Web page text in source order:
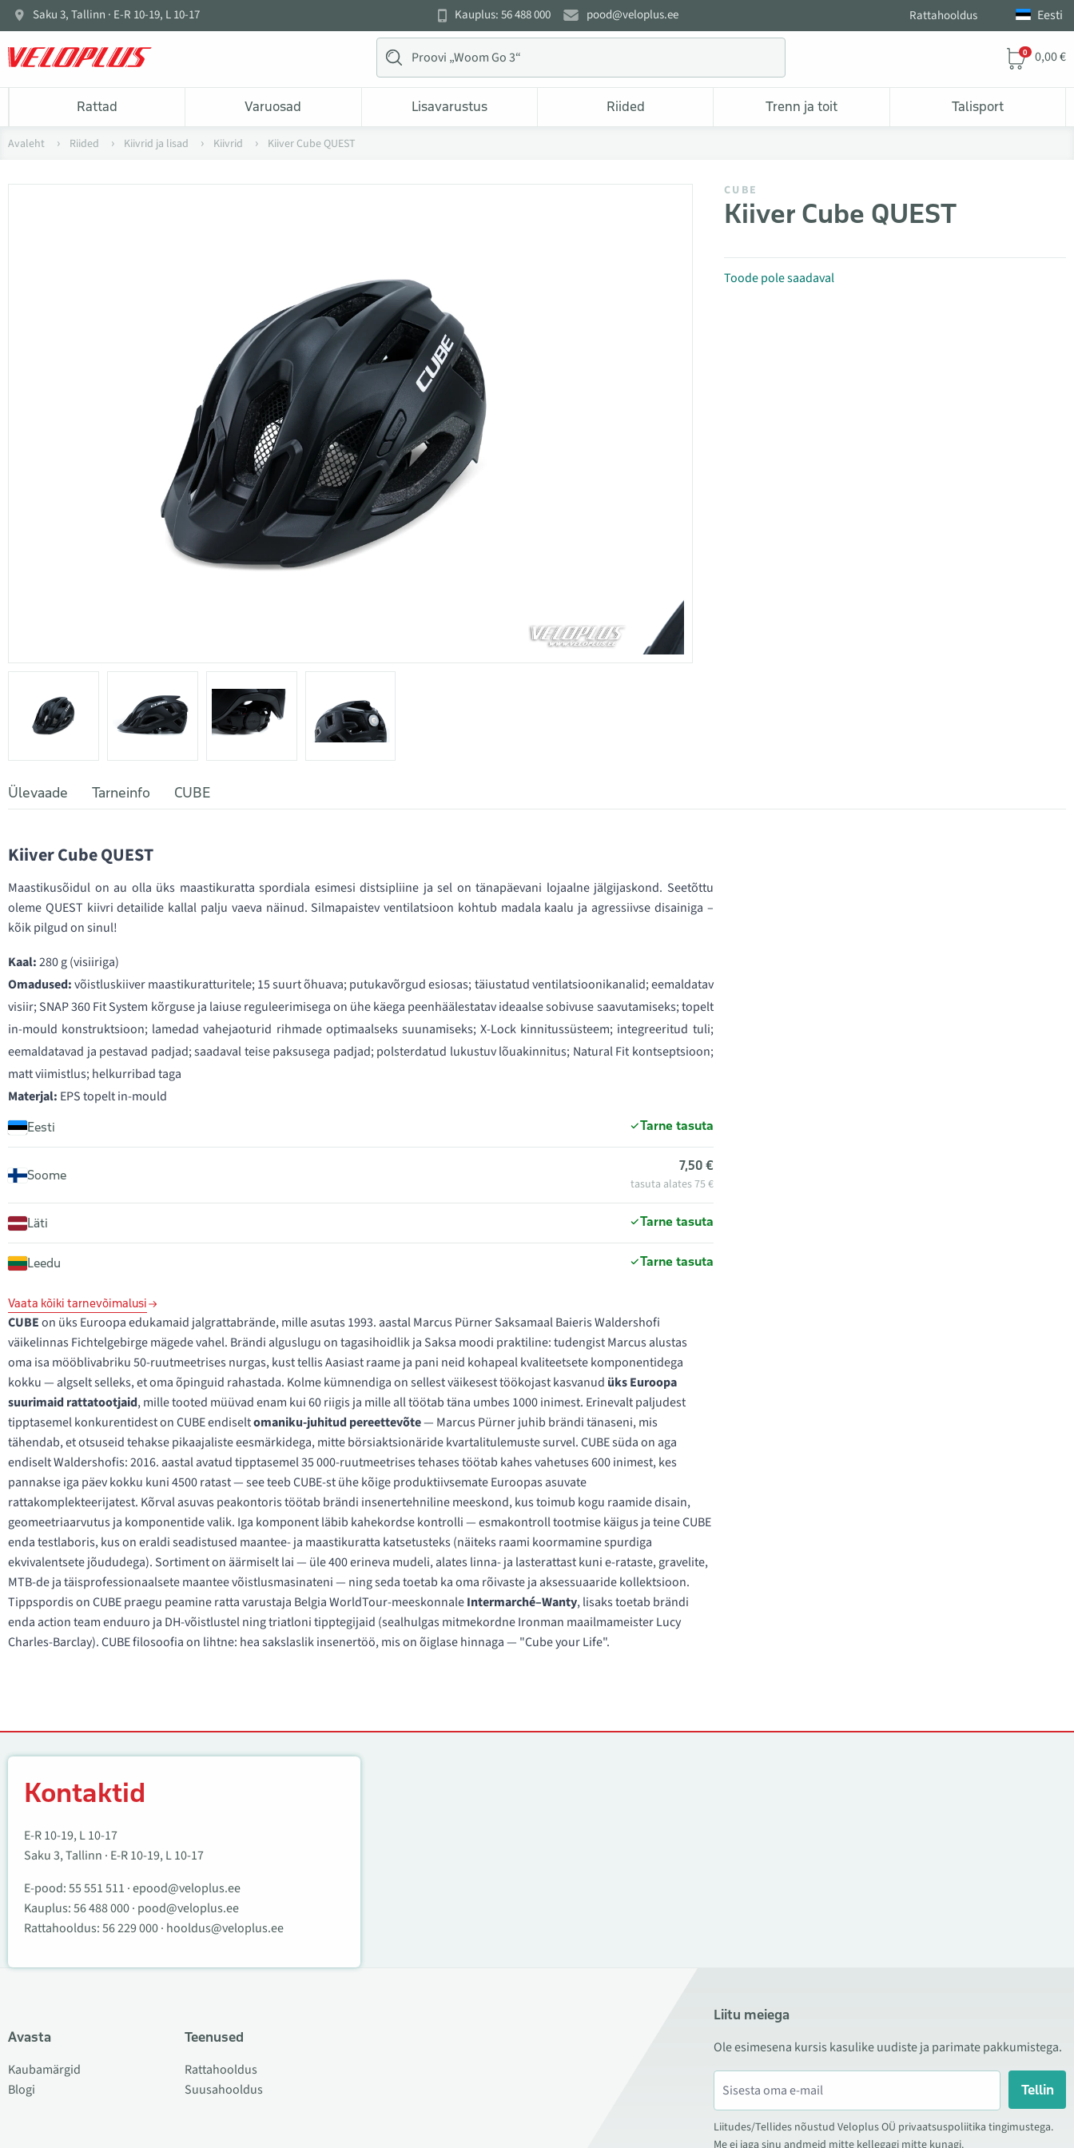
Saku 3, Tallinn · E-R 10-19, L 10-17 Kauplus: 56 488 000 pood@veloplus.ee Rattahooldus Eesti
0 0,00 €
Rattad Varuosad Lisavarustus Riided Trenn ja toit Talisport
Avaleht Riided Kiivrid ja lisad Kiivrid Kiiver Cube QUEST
CUBE
Kiiver Cube QUEST
Toode pole saadaval
Ülevaade Tarneinfo CUBE
Kiiver Cube QUEST
Maastikusõidul on au olla üks maastikuratta spordiala esimesi distsipliine ja sel on tänapäevani lojaalne jälgijaskond. Seetõttu
oleme QUEST kiivri detailide kallal palju vaeva näinud. Silmapaistev ventilatsioon kohtub madala kaalu ja agressiivse disainiga –
kõik pilgud on sinul!
Kaal:280 g (visiiriga)
Omadused:võistluskiiver maastikuratturitele; 15 suurt õhuava; putukavõrgud esiosas; täiustatud ventilatsioonikanalid; eemaldatav
visiir; SNAP 360 Fit System kõrguse ja laiuse reguleerimisega on ühe käega peenhäälestatav ideaalse sobivuse saavutamiseks; topelt
in-mould konstruktsioon; lamedad vahejaoturid rihmade optimaalseks suunamiseks; X-Lock kinnitussüsteem; integreeritud tuli;
eemaldatavad ja pestavad padjad; saadaval teise paksusega padjad; polsterdatud lukustuv lõuakinnitus; Natural Fit kontseptsioon;
matt viimistlus; helkurribad taga
Materjal: EPS topelt in-mould
Eesti Tarne tasuta
Soome
7,50 €
tasuta alates 75 €
Läti Tarne tasuta
Leedu Tarne tasuta
Vaata kõiki tarnevõimalusi
CUBEon üks Euroopa edukamaid jalgrattabrände, mille asutas 1993. aastal Marcus Pürner Saksamaal Baieris Waldershofi
väikelinnas Fichtelgebirge mägede vahel. Brändi alguslugu on tagasihoidlik ja Saksa moodi praktiline: tudengist Marcus alustas
oma isa mööblivabriku 50-ruutmeetrises nurgas, kust tellis Aasiast raame ja pani neid kohapeal kvaliteetsete komponentidega
kokku — algselt selleks, et oma õpinguid rahastada. Kolme kümnendiga on sellest väikesest töökojast kasvanud üks Euroopa
suurimaid rattatootjaid, mille tooted müüvad enam kui 60 riigis ja mille all töötab täna umbes 1000 inimest. Erinevalt paljudest
tipptasemel konkurentidest on CUBE endiseltomaniku-juhitud pereettevõte— Marcus Pürner juhib brändi tänaseni, mis
tähendab, et otsuseid tehakse pikaajaliste eesmärkidega, mitte börsiaktsionäride kvartalitulemuste survel. CUBE süda on aga
endiselt Waldershofis: 2016. aastal avatud tipptasemel 35 000-ruutmeetrises tehases töötab kahes vahetuses 600 inimest, kes
pannakse iga päev kokku kuni 4500 ratast — see teeb CUBE-st ühe kõige produktiivsemate Euroopas asuvate
rattakomplekteerijatest. Kõrval asuvas peakontoris töötab brändi insenertehniline meeskond, kus toimub kogu raamide disain,
geomeetriaarvutus ja komponentide valik. Iga komponent läbib kahekordse kontrolli — esmakontroll tootmise käigus ja teine CUBE
enda testlaboris, kus on eraldi seadistused maantee- ja maastikuratta katsetusteks (näiteks raami koormamine spurdiga
ekvivalentsete jõududega). Sortiment on äärmiselt lai — üle 400 erineva mudeli, alates linna- ja lasterattast kuni e-rataste, gravelite,
MTB-de ja täisprofessionaalsete maantee võistlusmasinateni — ning seda toetab ka oma rõivaste ja aksessuaaride kollektsioon.
Tippspordis on CUBE praegu peamine ratta varustaja Belgia WorldTour-meeskonnaleIntermarché–Wanty, lisaks toetab brändi
enda action team enduuro ja DH-võistlustel ning triatloni tipptegijaid (sealhulgas mitmekordne Ironman maailmameister Lucy
Charles-Barclay). CUBE filosoofia on lihtne: hea sakslaslik insenertöö, mis on õiglase hinnaga — "Cube your Life".
Kontaktid
E-R 10-19, L 10-17
Saku 3, Tallinn · E-R 10-19, L 10-17
E-pood:55 551 511 ·epood@veloplus.ee
Kauplus:56 488 000· pood@veloplus.ee
Rattahooldus:56 229 000· hooldus@veloplus.ee
Avasta
Kaubamärgid
Blogi
Teenused
Rattahooldus
Suusahooldus
Liitu meiega
Ole esimesena kursis kasulike uudiste ja parimate pakkumistega.
Tellin
Liitudes/Tellides nõustud Veloplus OÜ privaatsuspoliitika tingimustega.
Me ei jaga sinu andmeid mitte kellegagi mitte kunagi.